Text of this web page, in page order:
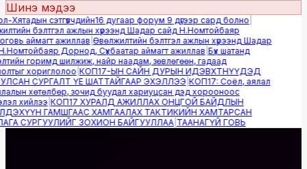
Шинэ мэдээ
сэтгүүлчдийн16 дугаар форум 9 дүгээр сард болно|
бэлтгэл ажлын хүрээнд Шадар сайд Н.Номтойбаяр
аймагт ажиллав|Өвөлжилтийн бэлтгэл ажлын хүрээнд Шадар
Дорнод, Сүхбаатар аймагт ажиллав|Бүх шатанд
горимд шилжиж, найр наадам, зөвлөгөөн, гадаад
хориглолоо|КОП17-ЫН САЙН ДУРЫН ИДЭВХТНҮҮДЭД
СУРГАЛТ ҮЕ ШАТТАЙГААР ЭХЭЛЛЭЭ|КОП17: Соёл, аялал
хөтөлбөр, зочид буудал хариуцсан дэд хорооноос
хийлээ|КОП17 ХУРАЛД АЖИЛЛАХ ОНЦГОЙ БАЙДЛЫН
ГАМШГААС ХАМГААЛАХ ТАКТИКИЙН ХАМТАРСАН
СУРГУУЛИЙГ ЗОХИОН БАЙГУУЛЛАА|ТААНАГҮЙ ГОВЬ